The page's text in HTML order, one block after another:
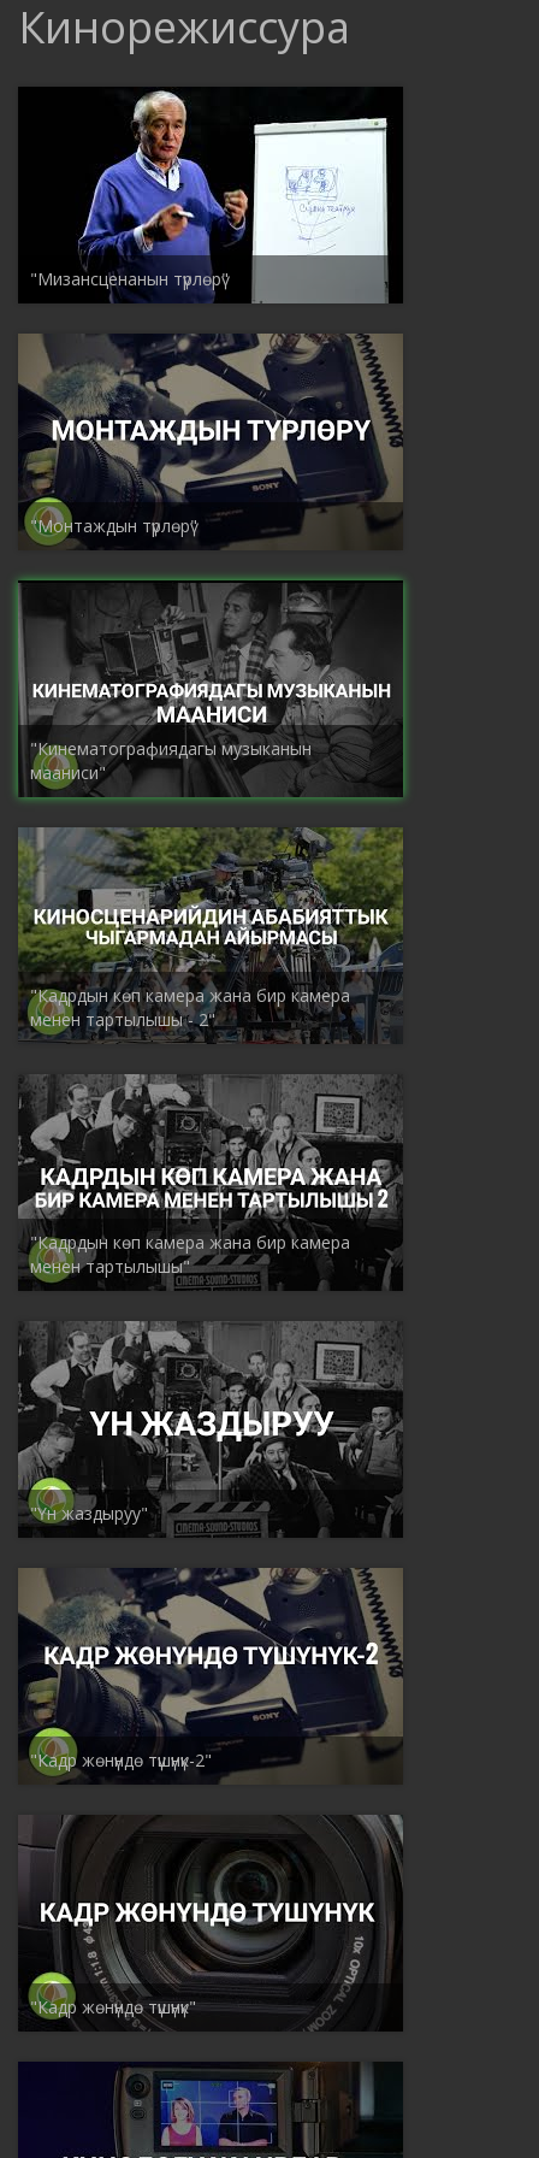
Кинорежиссура
"Мизансценанын түрлөрү"
"Монтаждын түрлөрү"
"Кинематографиядагы музыканын
мааниси"
"Кадрдын көп камера жана бир камера
менен тартылышы - 2"
"Кадрдын көп камера жана бир камера
менен тартылышы"
"Үн жаздыруу"
"Кадр жөнүндө түшүнүк-2"
"Кадр жөнүндө түшүнүк"